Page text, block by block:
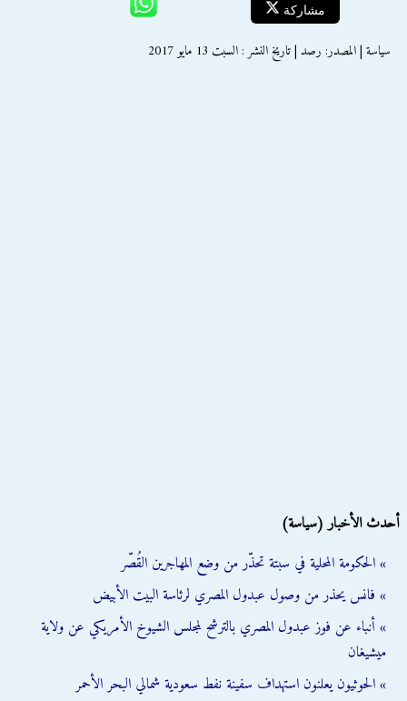
مشاركة
سياسة | المصدر: رصد | تاريخ النشر : السبت 13 مايو 2017
أحدث الأخبار (سياسة)
» الحكومة المحلية في سبتة تحذّر من وضع المهاجرين القُصّر
» فانس يحذر من وصول عبدول المصري لرئاسة البيت الأبيض
» أنباء عن فوز عبدول المصري بالترشح لمجلس الشيوخ الأمريكي عن ولاية
ميشيغان
» الحوثيون يعلنون استهداف سفينة نفط سعودية شمالي البحر الأحمر